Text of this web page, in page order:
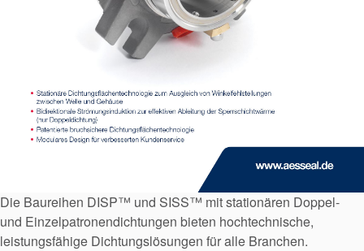
Standorte
Neuigkeiten
Die Baureihen DISP™ und SISS™ mit stationären Doppel-
und Einzelpatronendichtungen bieten hochtechnische,
leistungsfähige Dichtungslösungen für alle Branchen.